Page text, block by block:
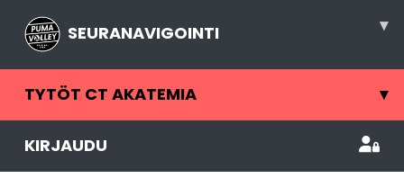
SEURANAVIGOINTI ▾
TYTÖT CT AKATEMIA ▾
KIRJAUDU